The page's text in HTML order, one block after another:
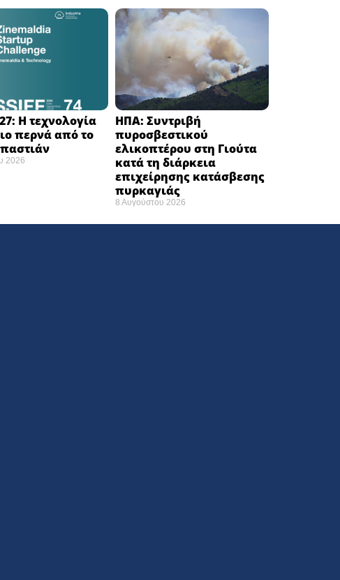
Η τεχνολογία
περνά από το
2026
ΗΠΑ: Συντριβή
πυροσβεστικού
ελικοπτέρου στη Γιούτα
κατά τη διάρκεια
επιχείρησης κατάσβεσης
πυρκαγιάς ​
8 Αυγούστου 2026